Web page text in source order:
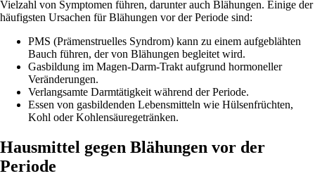
Vielzahl von Symptomen führen, darunter auch Blähungen. Einige der
häufigsten Ursachen für Blähungen vor der Periode sind:
PMS (Prämenstruelles Syndrom) kann zu einem aufgeblähten
Bauch führen, der von Blähungen begleitet wird.
Gasbildung im Magen-Darm-Trakt aufgrund hormoneller
Veränderungen.
Verlangsamte Darmtätigkeit während der Periode.
Essen von gasbildenden Lebensmitteln wie Hülsenfrüchten,
Kohl oder Kohlensäuregetränken.
Hausmittel gegen Blähungen vor der
Periode